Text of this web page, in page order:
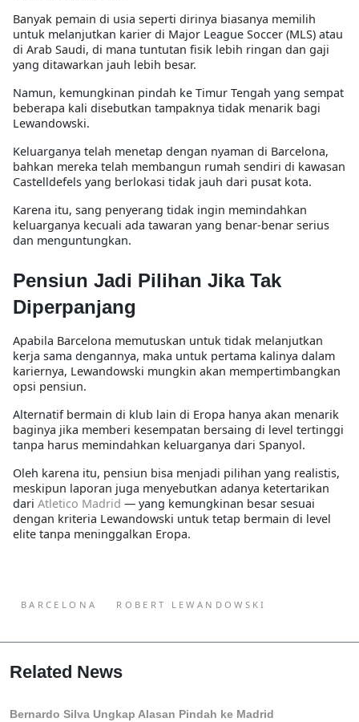
Banyak pemain di usia seperti dirinya biasanya memilih
untuk melanjutkan karier di Major League Soccer (MLS) atau
di Arab Saudi, di mana tuntutan fisik lebih ringan dan gaji
yang ditawarkan jauh lebih besar.
Namun, kemungkinan pindah ke Timur Tengah yang sempat
beberapa kali disebutkan tampaknya tidak menarik bagi
Lewandowski.
Keluarganya telah menetap dengan nyaman di Barcelona,
bahkan mereka telah membangun rumah sendiri di kawasan
Castelldefels yang berlokasi tidak jauh dari pusat kota.
Karena itu, sang penyerang tidak ingin memindahkan
keluarganya kecuali ada tawaran yang benar-benar serius
dan menguntungkan.
Pensiun Jadi Pilihan Jika Tak
Diperpanjang
Apabila Barcelona memutuskan untuk tidak melanjutkan
kerja sama dengannya, maka untuk pertama kalinya dalam
kariernya, Lewandowski mungkin akan mempertimbangkan
opsi pensiun.
Alternatif bermain di klub lain di Eropa hanya akan menarik
baginya jika memberi kesempatan bersaing di level tertinggi
tanpa harus memindahkan keluarganya dari Spanyol.
Oleh karena itu, pensiun bisa menjadi pilihan yang realistis,
meskipun laporan juga menyebutkan adanya ketertarikan
dari Atletico Madrid — yang kemungkinan besar sesuai
dengan kriteria Lewandowski untuk tetap bermain di level
elite tanpa meninggalkan Eropa.
BARCELONA ROBERT LEWANDOWSKI
Related News
Bernardo Silva Ungkap Alasan Pindah ke Madrid